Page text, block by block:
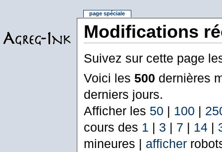
Modifications
Suivez sur cette page
Voici les 500 dernières
derniers jours.
Afficher les 50 | 100 |
cours des 1 | 3 | 7 | 14|
mineures | afficher
page spéciale